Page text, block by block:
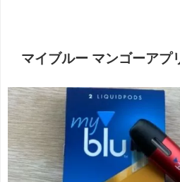
マイブルー マンゴーアプ